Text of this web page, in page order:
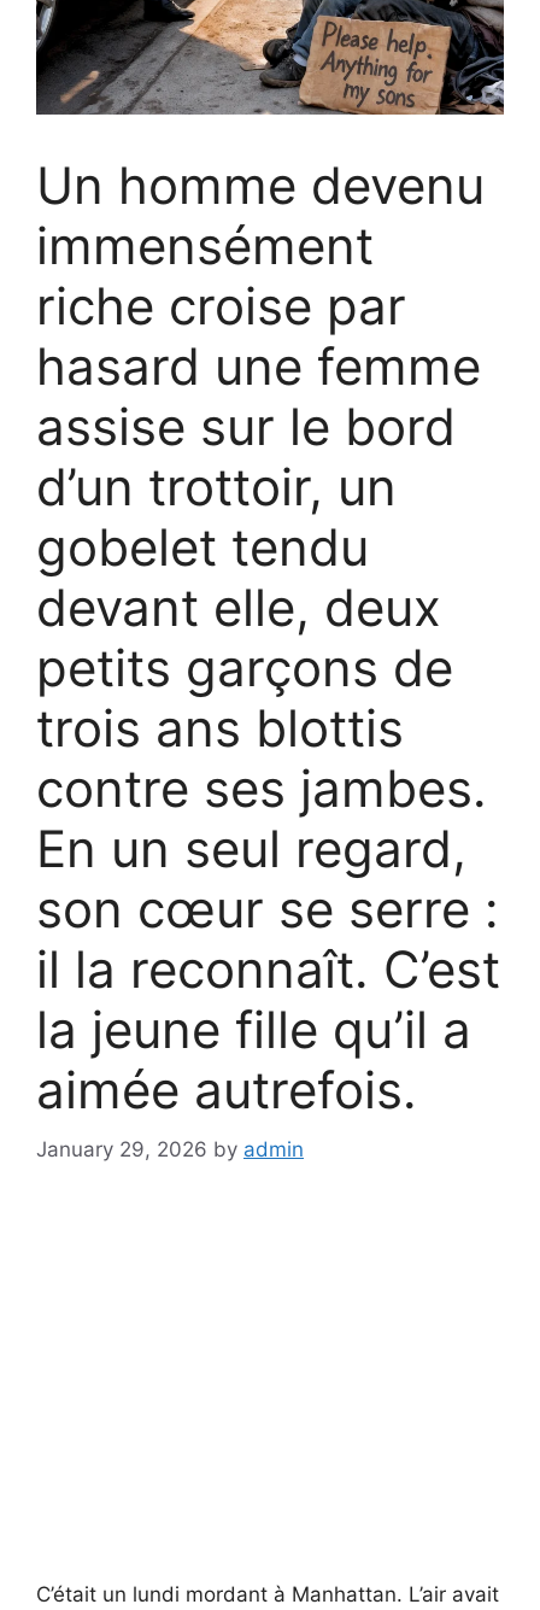
Un homme devenu
immensément
riche croise par
hasard une femme
assise sur le bord
d’un trottoir, un
gobelet tendu
devant elle, deux
petits garçons de
trois ans blottis
contre ses jambes.
En un seul regard,
son cœur se serre :
il la reconnaît. C’est
la jeune fille qu’il a
aimée autrefois.
January 29, 2026 by admin
C’était un lundi mordant à Manhattan. L’air avait